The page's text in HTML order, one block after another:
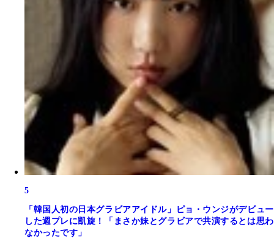
5
「韓国人初の日本グラビアアイドル」ピョ・ウンジがデビュー
した週プレに凱旋！「まさか妹とグラビアで共演するとは思わ
なかったです」